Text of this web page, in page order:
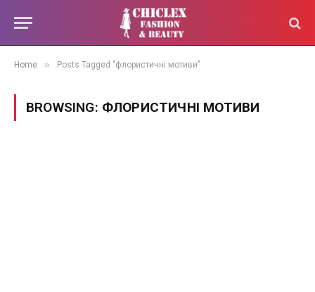
Home » Posts Tagged "флористичні мотиви"
BROWSING: ФЛОРИСТИЧНІ МОТИВИ